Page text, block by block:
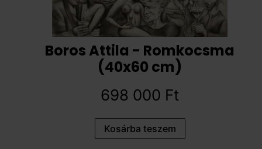
Boros Attila - Romkocsma
(40x60 cm)
698 000 Ft
Kosárba teszem